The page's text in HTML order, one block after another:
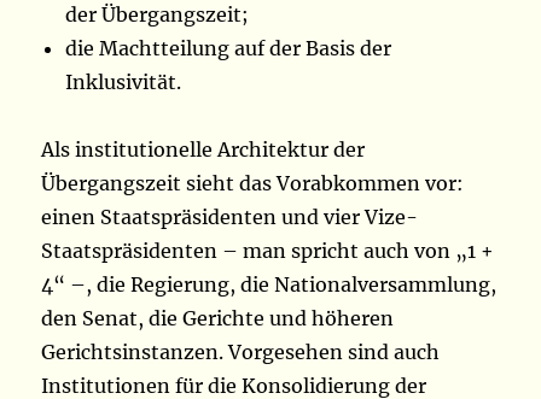
der Übergangszeit;
die Machtteilung auf der Basis der
Inklusivität.
Als institutionelle Architektur der
Übergangszeit sieht das Vorabkommen vor:
einen Staatspräsidenten und vier Vize-
Staatspräsidenten – man spricht auch von „1 +
4“ –, die Regierung, die Nationalversammlung,
den Senat, die Gerichte und höheren
Gerichtsinstanzen. Vorgesehen sind auch
Institutionen für die Konsolidierung der